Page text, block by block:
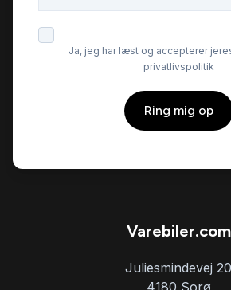
Ja, jeg har læst og accepterer
privatlivspolitik
Ring mig op
Varebiler.com
Juliesmindevej 20
4180 Sorø